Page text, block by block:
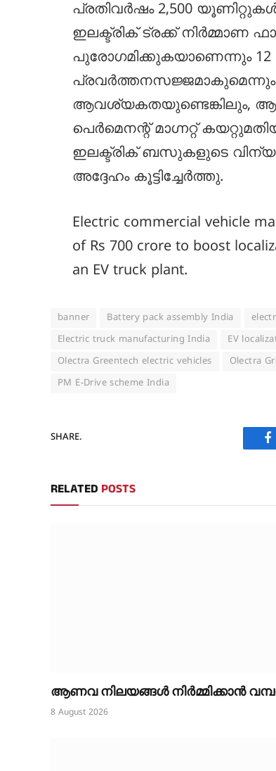
പ്രതിവർഷം 2,500
ഇലക്ട്രിക് ട്രക്ക് നിർമ്മാണ
പുരോഗമിക്കുകയാണെന്നും
പ്രവർത്തനസജ്ജമാകുമെന്നും
ആവശ്യകതയുണ്ടെങ്കിലും,
പെർമെനന്റ് മാഗ്നറ്റ്
ഇലക്ട്രിക് ബസുകളുടെ
അദ്ദേഹം കൂട്ടിച്ചേർത്തു.
Electric commercial vehicle
of Rs 700 crore to boost
an EV truck plant.
banner Battery pack assembly India
Electric truck manufacturing India
EV
Olectra Greentech electric vehicles
Olectra
PM E-Drive scheme India
SHARE.
RELATED POSTS
ആണവ നിലയങ്ങൾ നിർമ്മിക്കാൻ
8 August 2026